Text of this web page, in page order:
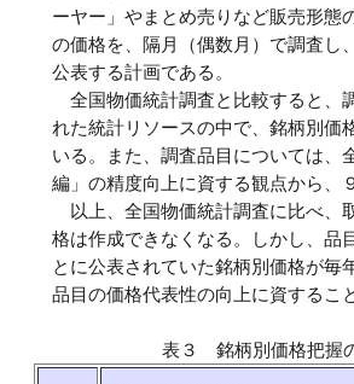
ーヤー」やまとめ売りなど販売形態
の価格を、隔月（偶数月）で調査し
公表する計画である。
全国物価統計調査と比較すると、
れた統計リソースの中で、銘柄別価
いる。また、調査品目については、
編」の精度向上に資する観点から、
以上、全国物価統計調査に比べ、
格は作成できなくなる。しかし、品
とに公表されていた銘柄別価格が毎
品目の価格代表性の向上に資するこ
表３ 銘柄別価格把握